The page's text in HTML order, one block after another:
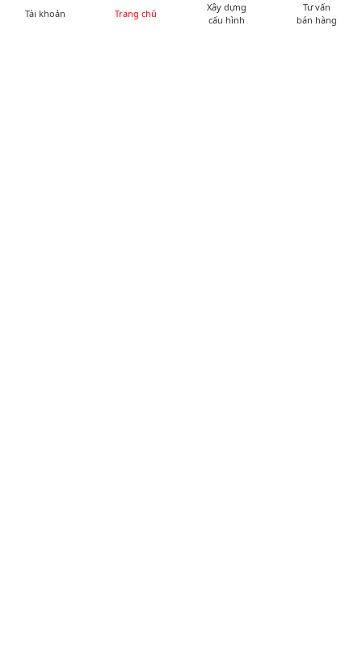
Tài khoản Trang chủ
Xây dựng
cấu hình
Tư vấn
bán hàng